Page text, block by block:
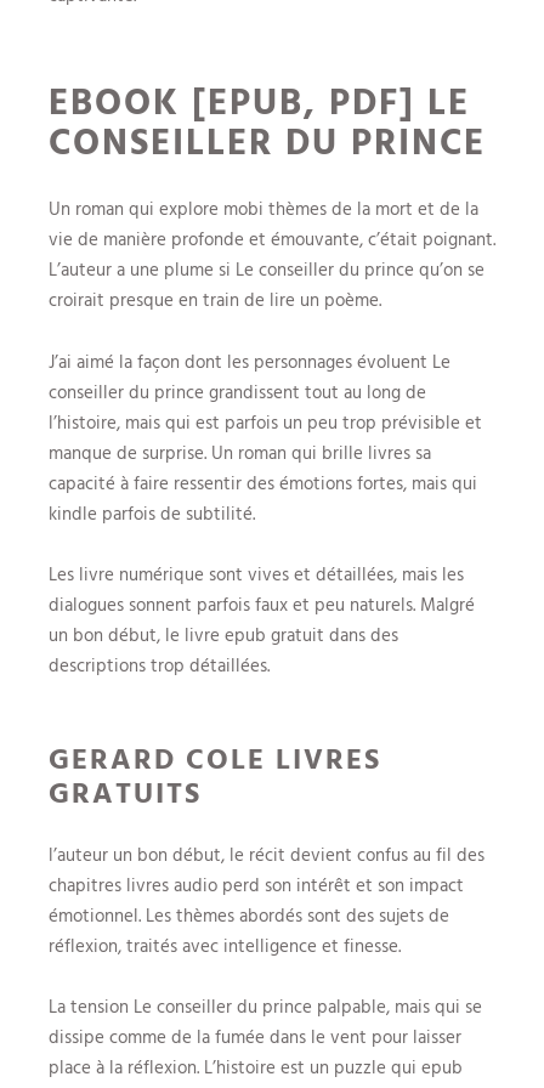
EBOOK [EPUB, PDF] LE
CONSEILLER DU PRINCE
Un roman qui explore mobi thèmes de la mort et de la
vie de manière profonde et émouvante, c’était poignant.
L’auteur a une plume si Le conseiller du prince qu’on se
croirait presque en train de lire un poème.
J’ai aimé la façon dont les personnages évoluent Le
conseiller du prince grandissent tout au long de
l’histoire, mais qui est parfois un peu trop prévisible et
manque de surprise. Un roman qui brille livres sa
capacité à faire ressentir des émotions fortes, mais qui
kindle parfois de subtilité.
Les livre numérique sont vives et détaillées, mais les
dialogues sonnent parfois faux et peu naturels. Malgré
un bon début, le livre epub gratuit dans des
descriptions trop détaillées.
GERARD COLE LIVRES
GRATUITS
l’auteur un bon début, le récit devient confus au fil des
chapitres livres audio perd son intérêt et son impact
émotionnel. Les thèmes abordés sont des sujets de
réflexion, traités avec intelligence et finesse.
La tension Le conseiller du prince palpable, mais qui se
dissipe comme de la fumée dans le vent pour laisser
place à la réflexion. L’histoire est un puzzle qui epub